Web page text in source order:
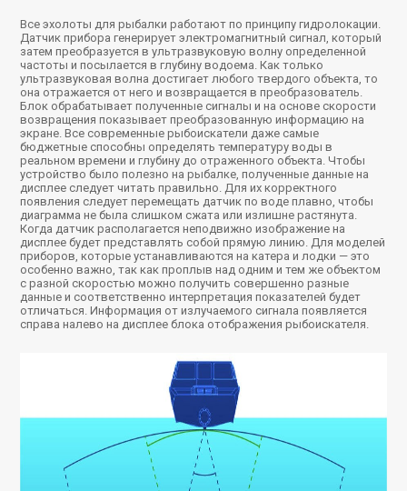
Все эхолоты для рыбалки работают по принципу гидролокации.
Датчик прибора генерирует электромагнитный сигнал, который
затем преобразуется в ультразвуковую волну определенной
частоты и посылается в глубину водоема. Как только
ультразвуковая волна достигает любого твердого объекта, то
она отражается от него и возвращается в преобразователь.
Блок обрабатывает полученные сигналы и на основе скорости
возвращения показывает преобразованную информацию на
экране. Все современные рыбоискатели даже самые
бюджетные способны определять температуру воды в
реальном времени и глубину до отраженного объекта. Чтобы
устройство было полезно на рыбалке, полученные данные на
дисплее следует читать правильно. Для их корректного
появления следует перемещать датчик по воде плавно, чтобы
диаграмма не была слишком сжата или излишне растянута.
Когда датчик располагается неподвижно изображение на
дисплее будет представлять собой прямую линию. Для моделей
приборов, которые устанавливаются на катера и лодки — это
особенно важно, так как проплыв над одним и тем же объектом
с разной скоростью можно получить совершенно разные
данные и соответственно интерпретация показателей будет
отличаться. Информация от излучаемого сигнала появляется
справа налево на дисплее блока отображения рыбоискателя.